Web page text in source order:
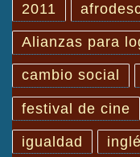
2011
Alianzas para
cambio social
festival de cine
igualdad